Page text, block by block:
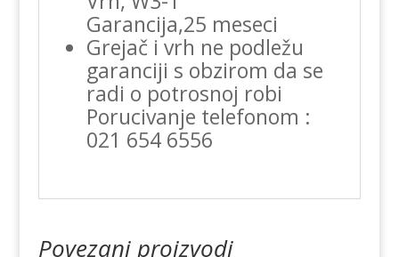
Garancija,25 meseci
Grejač i vrh ne podležu
garanciji s obzirom da se
radi o potrosnoj robi
Porucivanje telefonom :
021 654 6556
Povezani proizvodi